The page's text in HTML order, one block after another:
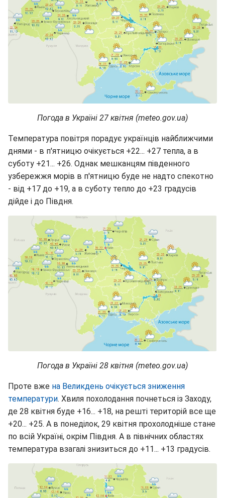
Погода в Україні 27 квітня (meteo.gov.ua)
Температура повітря порадує українців найближчими
днями - в п'ятницю очікується +22... +27 тепла, а в
суботу +21... +26. Однак мешканцям південного
узбережжя морів в п'ятницю буде не надто спекотно
- від +17 до +19, а в суботу тепло до +23 градусів
дійде і до Півдня.
Погода в Україні 28 квітня (meteo.gov.ua)
Проте вже на Великдень очікується зниження
температури. Хвиля похолодання почнеться із Заходу,
де 28 квітня буде +16... +18, на решті територій все ще
+20... +25. А в понеділок, 29 квітня прохолодніше стане
по всій Україні, окрім Півдня. А в північних областях
температура взагалі знизиться до +11... +13 градусів.